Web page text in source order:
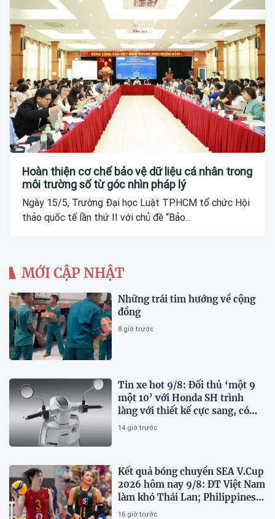
Hoàn thiện cơ chế bảo vệ dữ liệu cá nhân trong
môi trường số từ góc nhìn pháp lý
Ngày 15/5, Trường Đại học Luật TP.HCM tổ chức Hội
thảo quốc tế lần thứ II với chủ đề “Bảo...
MỚI CẬP NHẬT
Những trái tim hướng về cộng
đồng
8 giờ trước
Tin xe hot 9/8: Đối thủ ‘một 9
một 10’ với Honda SH trình
làng với thiết kế cực sang, có
ABS 2 kênh, giá ‘mềm’
14 giờ trước
Kết quả bóng chuyền SEA V.Cup
2026 hôm nay 9/8: ĐT Việt Nam
làm khó Thái Lan; Philippines
gây bất ngờ
16 giờ trước